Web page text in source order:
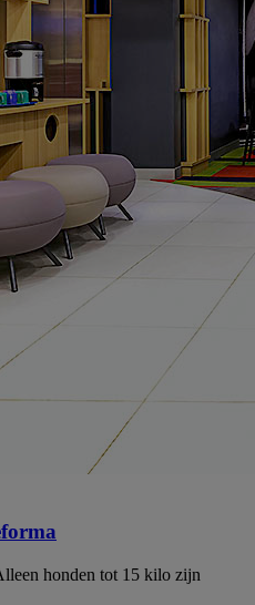
honden tot 15 kilo zijn